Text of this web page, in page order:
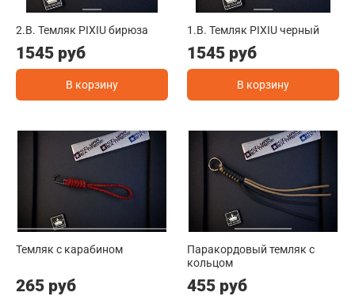
2.B. Темляк PIXIU бирюза
1545 руб
В корзину
1.B. Темляк PIXIU черный
1545 руб
В корзину
Темляк с карабином
265 руб
Паракордовый темляк с
кольцом
455 руб